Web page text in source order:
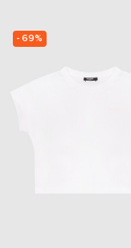
- 69%